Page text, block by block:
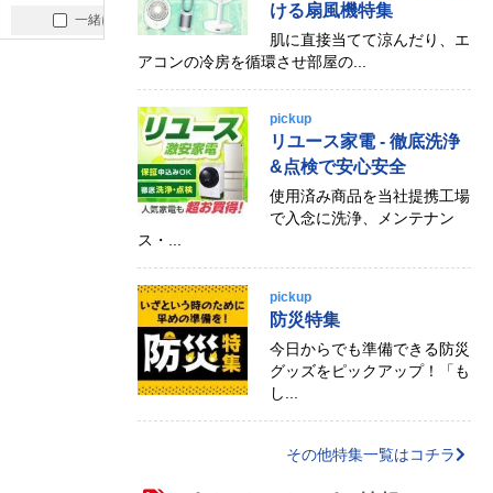
一緒に買う 一緒に買う
ける扇風機特集
肌に直接当てて涼んだり、エ
アコンの冷房を循環させ部屋の...
pickup
リユース家電 - 徹底洗浄
&点検で安心安全
使用済み商品を当社提携工場
で入念に洗浄、メンテナン
ス・...
pickup
防災特集
今日からでも準備できる防災
グッズをピックアップ！「も
し...
その他特集一覧はコチラ